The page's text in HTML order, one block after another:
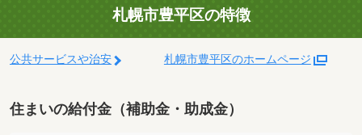
札幌市豊平区の特徴
公共サービスや治安 札幌市豊平区のホームページ
住まいの給付金（補助金・助成金）